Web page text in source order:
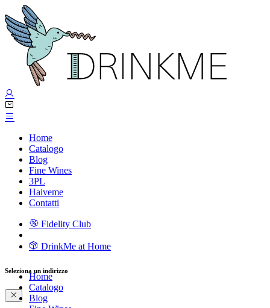
Home
Catalogo
Blog
Fine Wines
3PL
Haiveme
Contatti
Fidelity Club
DrinkMe at Home
Home
Catalogo
Blog
Seleziona un indirizzo